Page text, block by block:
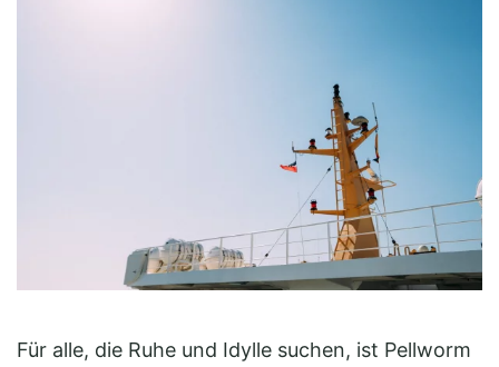
Für alle, die Ruhe und Idylle suchen, ist Pellworm